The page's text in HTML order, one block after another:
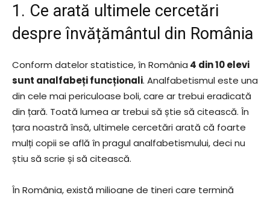
1. Ce arată ultimele cercetări
despre învățământul din România
Conform datelor statistice, în România 4 din 10 elevi
sunt analfabeți funcționali. Analfabetismul este una
din cele mai periculoase boli, care ar trebui eradicată
din țară. Toată lumea ar trebui să știe să citească. În
țara noastră însă, ultimele cercetări arată că foarte
mulți copii se află în pragul analfabetismului, deci nu
știu să scrie și să citească.
În România, există milioane de tineri care termină